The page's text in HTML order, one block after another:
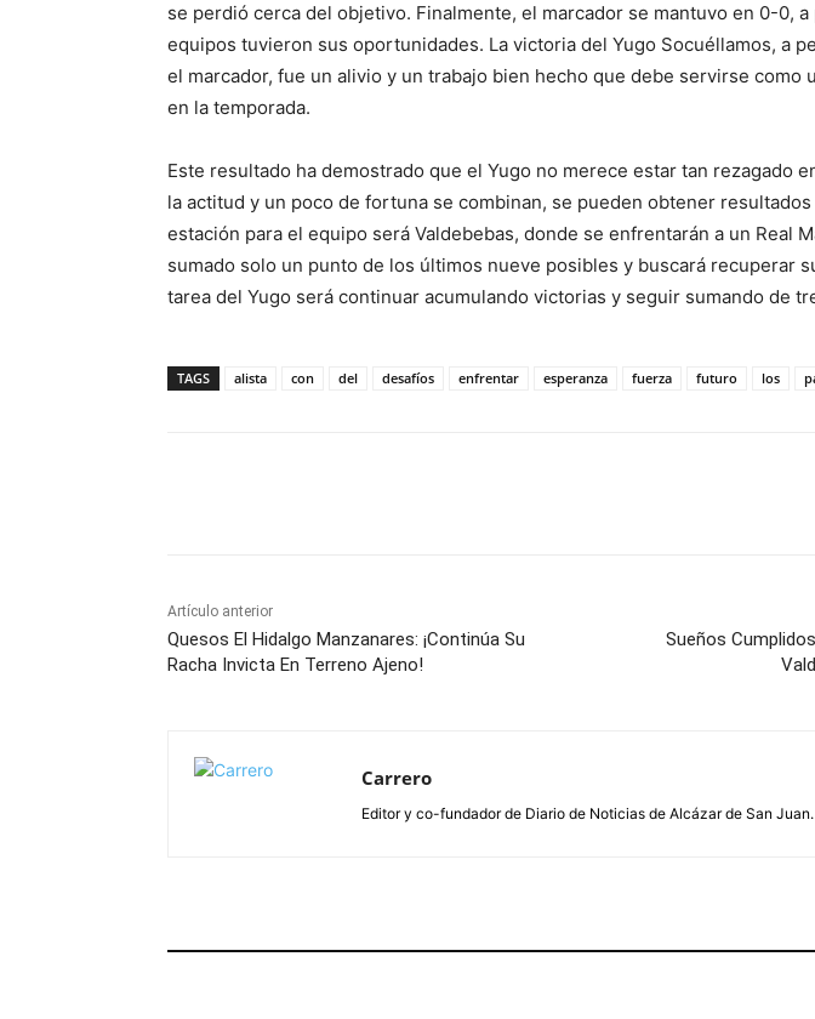
se perdió cerca del objetivo. Finalmente, el marcador se mantuvo en 0-0, a
equipos tuvieron sus oportunidades. La victoria del Yugo Socuéllamos, a
el marcador, fue un alivio y un trabajo bien hecho que debe servirse como
en la temporada.
Este resultado ha demostrado que el Yugo no merece estar tan rezagado
la actitud y un poco de fortuna se combinan, se pueden obtener
estación para el equipo será Valdebebas, donde se enfrentarán a un Real
sumado solo un punto de los últimos nueve posibles y buscará recuperar
tarea del Yugo será continuar acumulando victorias y seguir sumando de
TAGS alista con del desafíos enfrentar esperanza fuerza futuro los
Artículo anterior
Quesos El Hidalgo Manzanares: ¡Continúa Su
Racha Invicta En Terreno Ajeno!
Sueños
Carrero
Editor y co-fundador de Diario de Noticias de Alcázar de San Juan.